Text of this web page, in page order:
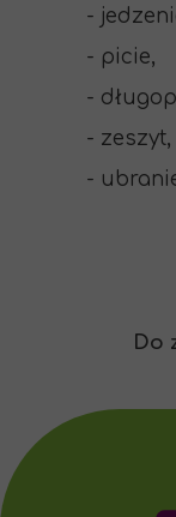
-
- picie,
-
- zeszyt,
-
Do